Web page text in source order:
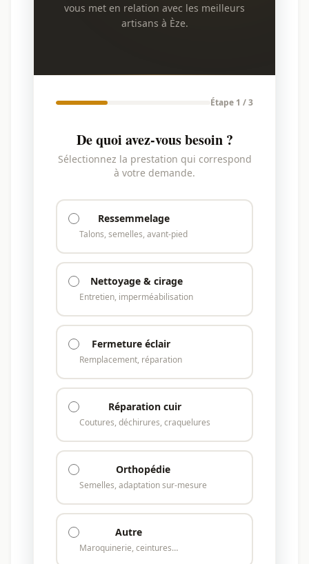
vous met en relation avec les meilleurs
artisans à Èze.
Étape 1 / 3
De quoi avez-vous besoin ?
Sélectionnez la prestation qui correspond
à votre demande.
Ressemmelage
Talons, semelles, avant-pied
Nettoyage & cirage
Entretien, imperméabilisation
Fermeture éclair
Remplacement, réparation
Réparation cuir
Coutures, déchirures, craquelures
Orthopédie
Semelles, adaptation sur-mesure
Autre
Maroquinerie, ceintures…